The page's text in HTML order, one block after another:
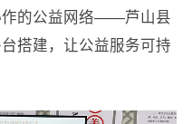
作的公益网络——芦山县
搭建，让公益服务可持